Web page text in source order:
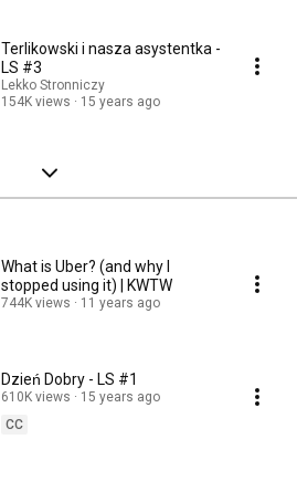
Terlikowski i nasza asystentka -
LS #3
Lekko Stronniczy
154K views
15 years ago
What is Uber? (and why I
stopped using it) | KWTW
744K views 11 years ago
Dzień Dobry - LS #1
610K views
15 years ago
CC